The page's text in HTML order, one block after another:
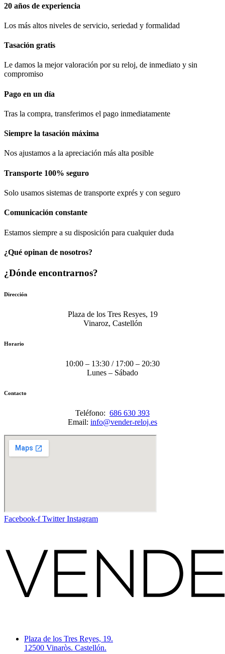
20 años de experiencia
Los más altos niveles de servicio, seriedad y formalidad​
Tasación gratis
Le damos la mejor valoración por su reloj, de inmediato y sin
compromiso
Pago en un día
Tras la compra, transferimos el pago inmediatamente
Siempre la tasación máxima
Nos ajustamos a la apreciación más alta posible
Transporte 100% seguro
Solo usamos sistemas de transporte exprés y con seguro
Comunicación​ constante
Estamos siempre a su disposición para cualquier duda
¿Qué opinan de nosotros?
¿Dónde encontrarnos?
Dirección
Plaza de los Tres Resyes, 19
Vinaroz, Castellón
Horario
10:00 – 13:30 / 17:00 – 20:30
Lunes – Sábado
Contacto
Teléfono: 686 630 393
Email: info@vender-reloj.es
Facebook-f Twitter Instagram
Plaza de los Tres Reyes, 19.
12500 Vinaròs. Castellón.